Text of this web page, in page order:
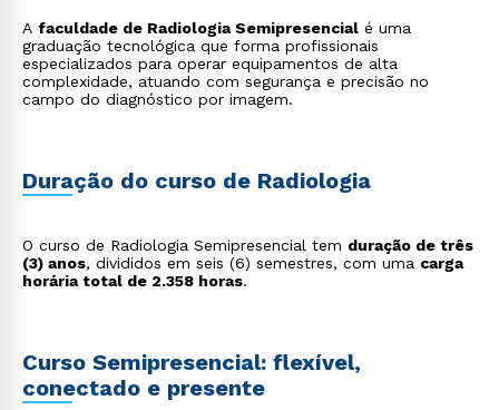
A faculdade de Radiologia Semipresencial é uma
graduação tecnológica que forma profissionais
especializados para operar equipamentos de alta
complexidade, atuando com segurança e precisão no
campo do diagnóstico por imagem.
Duração do curso de Radiologia
O curso de Radiologia Semipresencial tem duração de três
(3) anos, divididos em seis (6) semestres, com uma carga
horária total de 2.358 horas.
Curso Semipresencial: flexível,
conectado e presente